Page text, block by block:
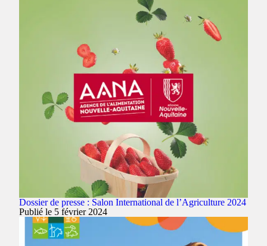
Dossier de presse : Salon International de l’Agriculture 2024
Publié le 5 février 2024